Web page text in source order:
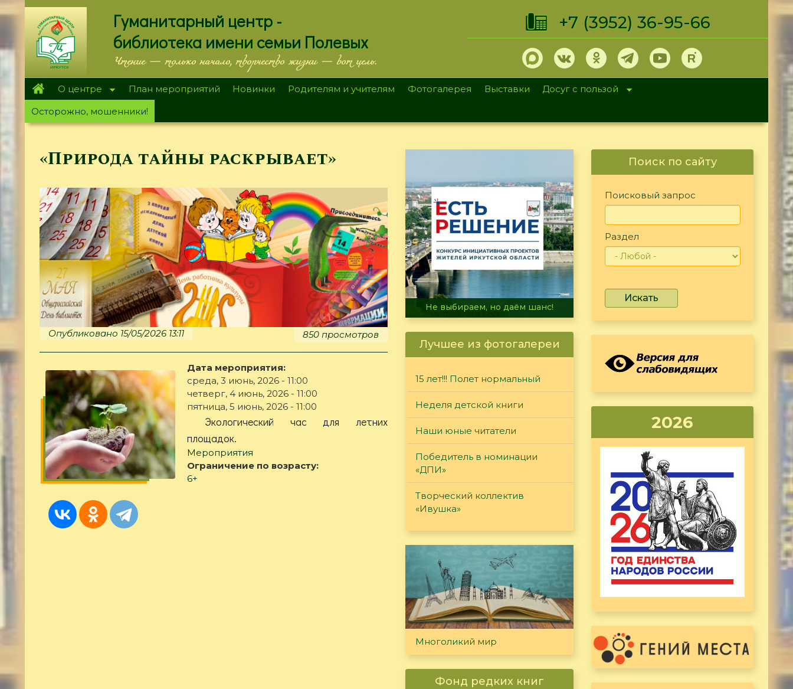
Перейти
к
основному
содержанию
Гуманитарный центр -
библиотека имени семьи Полевых
Чтение — только начало, творчество жизни — вот цель.
+7 (3952) 36-95-66
О центре План мероприятий Новинки Родителям и учителям Фотогалерея Выставки
Досуг с пользой
Осторожно, мошенники!
«Природа тайны раскрывает»
Опубликовано 15/05/2026 13:11 850 просмотров
Дата мероприятия:
среда, 3 июнь, 2026 - 11:00
четверг, 4 июнь, 2026 - 11:00
пятница, 5 июнь, 2026 - 11:00
Экологический час для летних
площадок.
Мероприятия
Ограничение по возрасту:
6+
В огне не горит, в воде не тонет
Лучшее из фотогалереи
15 лет!!! Полет нормальный
Неделя детской книги
Наши юные читатели
Победитель в номинации
«ДПИ»
Творческий коллектив
«Ивушка»
Многоликий мир
Фонд редких книг
Поиск по сайту
Поисковый запрос
Раздел
Искать
2026